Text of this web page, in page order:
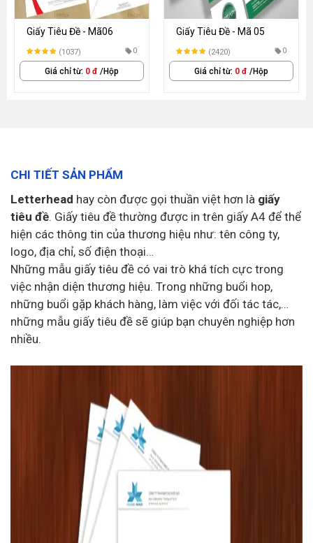
Giấy Tiêu Đề - Mã06
(1037) 0
Giá chỉ từ: 0 đ /Hộp
Giấy Tiêu Đề - Mã 05
(2420) 0
Giá chỉ từ: 0 đ /Hộp
CHI TIẾT SẢN PHẨM
Letterhead hay còn được gọi thuần việt hơn là giấy
tiêu đề. Giấy tiêu đề thường được in trên giấy A4 để thể
hiện các thông tin của thương hiệu như: tên công ty,
logo, địa chỉ, số điện thoại…
Những mẫu giấy tiêu đề có vai trò khá tích cực trong
việc nhận diện thương hiệu. Trong những buổi hop,
những buổi gặp khách hàng, làm việc với đối tác tác,…
những mẫu giấy tiêu đề sẽ giúp bạn chuyên nghiệp hơn
nhiều.